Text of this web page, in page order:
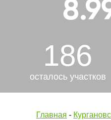
186
осталось участков
Главная -